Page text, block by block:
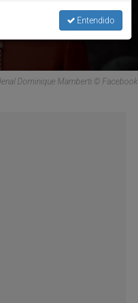
Dominique Mamberti © Facebook
Entendido